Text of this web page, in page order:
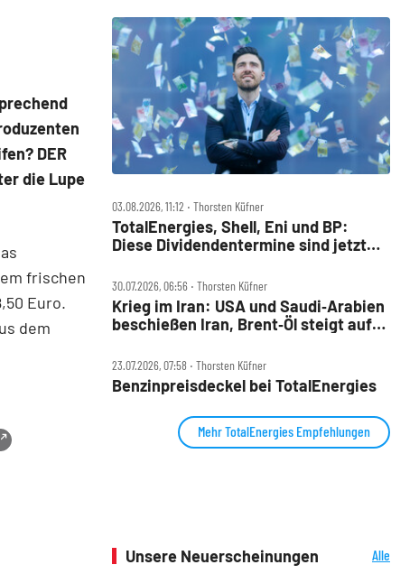
DER
die Lupe
frischen
Euro.
dem
03.08.2026, 11:12 ‧ Thorsten Küfner
TotalEnergies, Shell, Eni und BP:
Diese Dividendentermine sind jetzt
30.07.2026, 06:56 ‧ Thorsten Küfner
Krieg im Iran: USA und Saudi‑Arabien
beschießen Iran, Brent‑Öl steigt auf
23.07.2026, 07:58 ‧ Thorsten Küfner
Benzinpreisdeckel bei TotalEnergies
Mehr TotalEnergies Empfehlungen
Unsere Neuerscheinungen
Alle